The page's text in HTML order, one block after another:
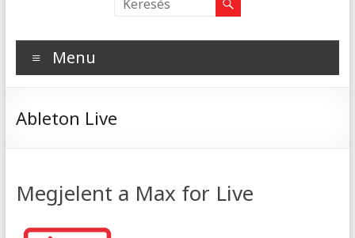
Menu
Ableton Live
Megjelent a Max for Live